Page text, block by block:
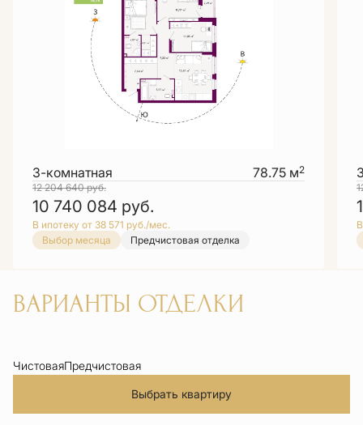
3-комнатная 78.75 м2
12 204 640руб.
10 740 084 руб.
В ипотеку от 38 571 руб./мес.
Выбор месяца
Предчистовая отделка
ВАРИАНТЫ ОТДЕЛКИ
ЧистоваяПредчистовая
Выбрать квартиру